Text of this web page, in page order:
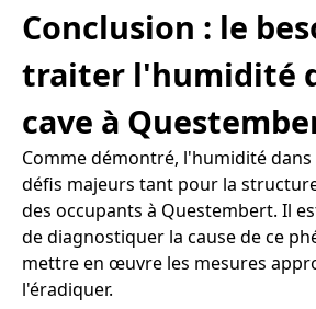
Conclusion : le
traiter l'humidité
cave à
Comme démontré, l'humidité dans
défis majeurs tant pour la
des occupants à Questembert. Il
de diagnostiquer la cause de ce
mettre en œuvre les mesures
l'éradiquer.